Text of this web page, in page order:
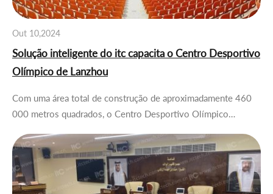
Out 10,2024
Solução inteligente do itc capacita o Centro Desportivo
Olímpico de Lanzhou
Com uma área total de construção de aproximadamente 460
000 metros quadrados, o Centro Desportivo Olímpico…